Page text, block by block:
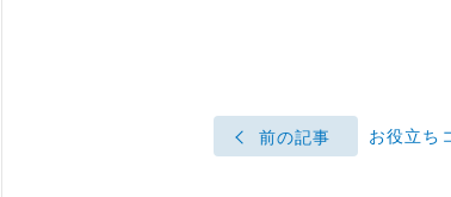
前の記事 お役立ち